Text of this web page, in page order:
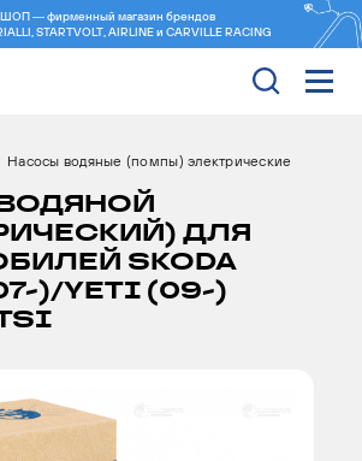
— фирменный магазин брендов
STARTVOLT, AIRLINE и CARVILLE RACING
Насосы водяные (помпы) электрические
ДЛЯ
SKODA
)/YETI (09-)